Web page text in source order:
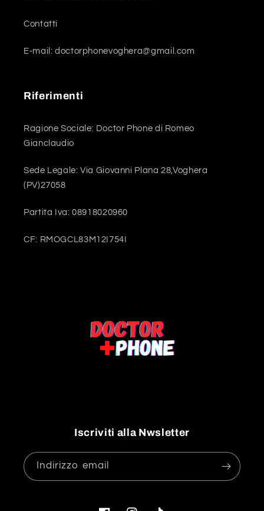
Contatti
E-mail: doctorphonevoghera@gmail.com
Riferimenti
Ragione Sociale: Doctor Phone di Romeo
Gianclaudio
Sede Legale: Via Giovanni Plana 28,Voghera
(PV)27058
Partita Iva: 08918020960
CF: RMOGCL83M12I754I
Iscriviti alla Nwsletter
Indirizzo email